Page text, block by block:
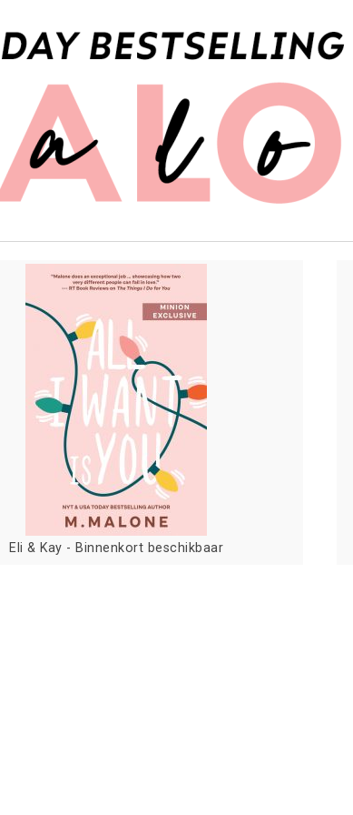
Eli & Kay - Binnenkort beschikbaar